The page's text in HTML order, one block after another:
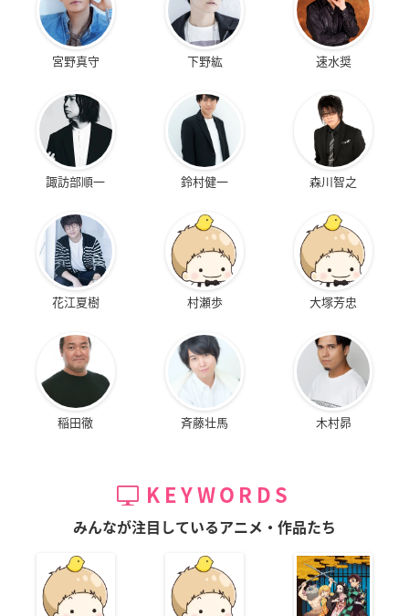
宮野真守 下野紘 速水奨
諏訪部順一 鈴村健一 森川智之
花江夏樹 村瀬歩 大塚芳忠
稲田徹 斉藤壮馬 木村昴
KEYWORDS
みんなが注目しているアニメ・作品たち